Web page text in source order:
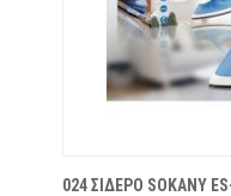
024 ΣΙΔΕΡΟ SOKANY